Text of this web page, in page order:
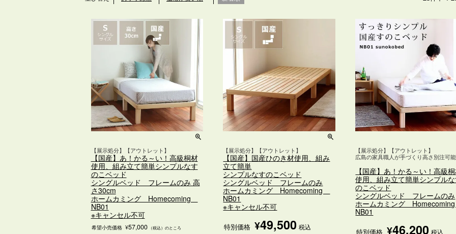
【展示処分】【アウトレット】
【国産】あ！かる～い！高級桐材
使用、組み立て簡単シンプルなす
のこベッド
シングルベッド フレームのみ 高
さ30cm
ホームカミング Homecoming
NB01
※キャンセル不可
希望小売価格 ¥57,000 （税込）のところ
【展示処分】【アウトレット】
【国産】国産ひのき材使用、組み
立て簡単
シンプルなすのこベッド
シングルベッド フレームのみ
ホームカミング Homecoming
NB01
※キャンセル不可
特別価格 ¥49,500 税込
【展示処分】【アウトレット】
広島の家具職人が手づくり高さ別注可能
【国産】あ！かる～い！高級
使用、組み立て簡単シンプル
のこベッド
シングルベッド フレームのみ
ホームカミング
NB01
特別価格 ¥46,200 税込